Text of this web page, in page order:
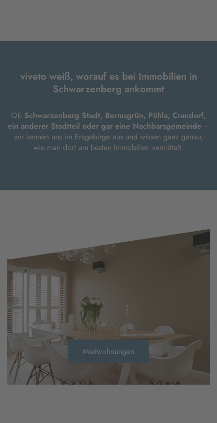
viveto weiß, worauf es bei Immobilien in
Schwarzenberg ankommt
Ob Schwarzenberg Stadt, Bermsgrün, Pöhla, Crandorf,
ein anderer Stadtteil oder gar eine Nachbarsgemeinde –
wir kennen uns im Erzgebirge aus und wissen ganz genau,
wie man dort am besten Immobilien vermittelt.
Mietwohnungen